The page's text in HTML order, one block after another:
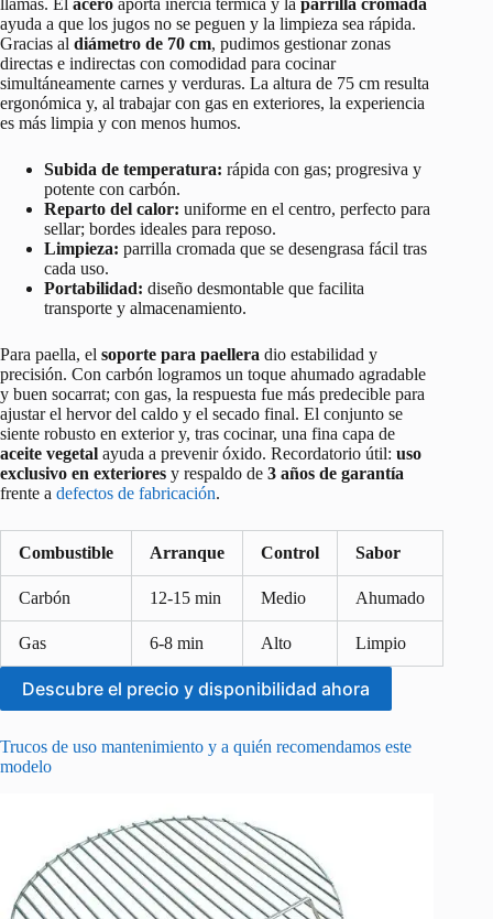
llamas. El acero aporta inercia térmica y la parrilla cromada
ayuda a que los jugos no se peguen y la limpieza sea rápida.
Gracias al diámetro de 70 cm, pudimos gestionar zonas
directas e indirectas con comodidad para cocinar
simultáneamente carnes y verduras. La altura de 75 cm resulta
ergonómica y, al trabajar con gas en exteriores, la experiencia
es más limpia y con menos humos.
Subida de temperatura: rápida con gas; progresiva y
potente con carbón.
Reparto del calor: uniforme en el centro, perfecto para
sellar; bordes ideales para reposo.
Limpieza: parrilla cromada que se desengrasa fácil tras
cada uso.
Portabilidad: diseño desmontable que facilita
transporte y almacenamiento.
Para paella, el soporte para paellera dio estabilidad y
precisión. Con carbón logramos un toque ahumado agradable
y buen socarrat; con gas, la respuesta fue más predecible para
ajustar el hervor del caldo y el secado final. El conjunto se
siente robusto en exterior y, tras cocinar, una fina capa de
aceite vegetal ayuda a prevenir óxido. Recordatorio útil: uso
exclusivo en exteriores y respaldo de 3 años de garantía
frente a defectos de fabricación.
Combustible Arranque Control Sabor
Carbón 12-15 min Medio Ahumado
Gas 6-8 min Alto Limpio
Descubre el precio y disponibilidad ahora
Trucos de uso mantenimiento y a quién recomendamos este
modelo